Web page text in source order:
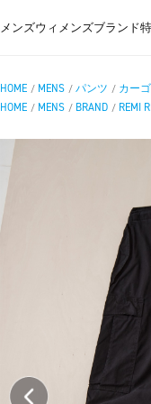
メンズウィメンズブランド
HOME / MENS / パンツ / カー
HOME / MENS / BRAND / REMI